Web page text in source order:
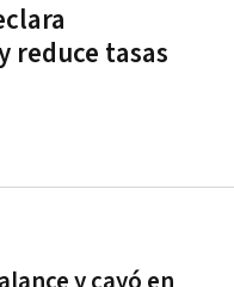
reduce tasas